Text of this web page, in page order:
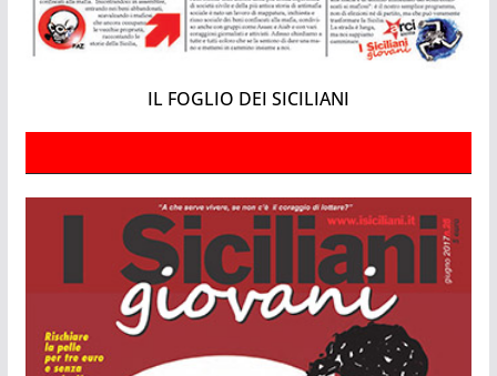
IL FOGLIO DEI SICILIANI